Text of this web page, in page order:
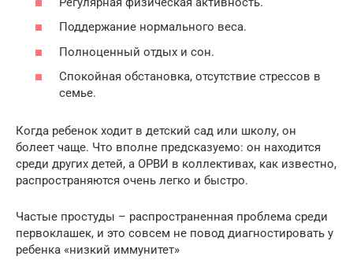
Поддержание нормального веса.
Полноценный отдых и сон.
Спокойная обстановка, отсутствие стрессов в
семье.
Когда ребенок ходит в детский сад или школу, он
болеет чаще. Что вполне предсказуемо: он находится
среди других детей, а ОРВИ в коллективах, как известно,
распространяются очень легко и быстро.
Частые простуды – распространенная проблема среди
первоклашек, и это совсем не повод диагностировать у
ребенка «низкий иммунитет»